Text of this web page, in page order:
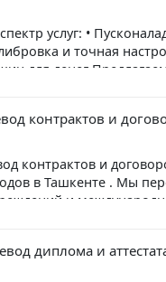
услуг: •
и точная
для денег
неисправностей •
качественно, с
контрактов и
контрактов и
в Ташкенте . Мы
и
к судебным
контракты,
лизинга,
диплома и